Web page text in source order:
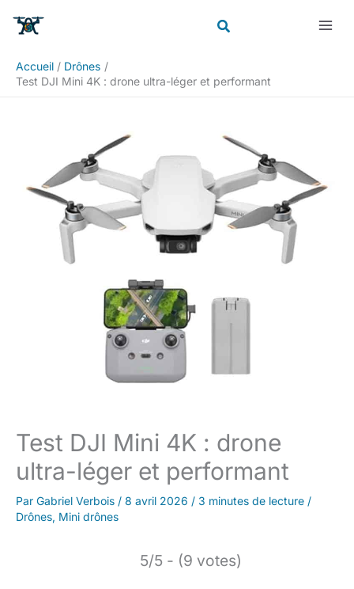
Accueil
Drônes
Test DJI Mini 4K : drone ultra-léger et performant
Test DJI Mini 4K : drone
ultra-léger et performant
Par Gabriel Verbois / 8 avril 2026 / 3 minutes de lecture /
Drônes, Mini drônes
5/5 - (9 votes)